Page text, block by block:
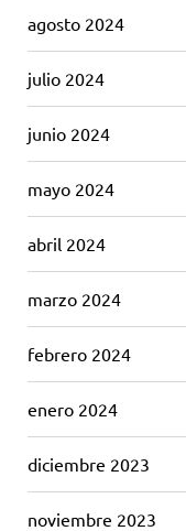
agosto 2024
julio 2024
junio 2024
mayo 2024
abril 2024
marzo 2024
febrero 2024
enero 2024
diciembre 2023
noviembre 2023